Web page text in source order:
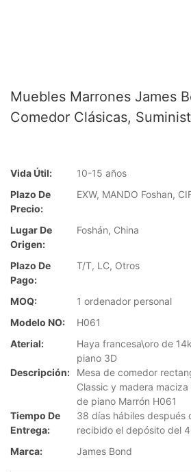
Muebles Marrones James
Comedor Clásicas,
Vida Útil:
10-15 años
Plazo De
Precio:
EXW, MANDO Foshan,
Lugar De
Origen:
Foshán, China
Plazo De
Pago:
T/T, LC, Otros
MOQ:
1 ordenador personal
Modelo NO:
H061
Aterial:
Haya francesa\oro de
piano 3D
Descripción:
Mesa de comedor
Classic y madera
de piano Marrón H061
Tiempo De
Entrega:
38 días hábiles después
recibido el depósito del
Marca:
James Bond